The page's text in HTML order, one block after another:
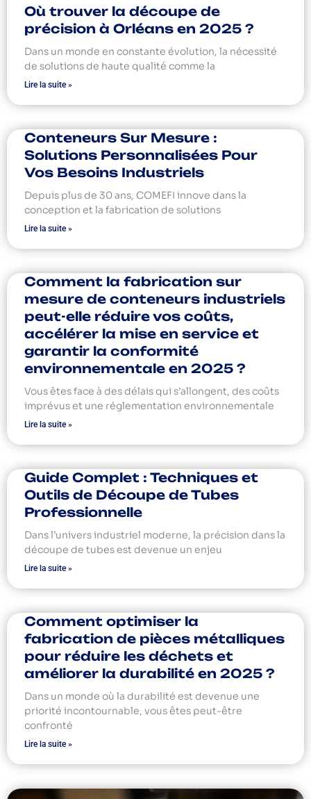
Où trouver la découpe de
précision à Orléans en 2025 ?
Dans un monde en constante évolution, la nécessité
de solutions de haute qualité comme la
Lire la suite »
Conteneurs Sur Mesure :
Solutions Personnalisées Pour
Vos Besoins Industriels
Depuis plus de 30 ans, COMEFI innove dans la
conception et la fabrication de solutions
Lire la suite »
Comment la fabrication sur
mesure de conteneurs industriels
peut-elle réduire vos coûts,
accélérer la mise en service et
garantir la conformité
environnementale en 2025 ?
Vous êtes face à des délais qui s’allongent, des coûts
imprévus et une réglementation environnementale
Lire la suite »
Guide Complet : Techniques et
Outils de Découpe de Tubes
Professionnelle
Dans l’univers industriel moderne, la précision dans la
découpe de tubes est devenue un enjeu
Lire la suite »
Comment optimiser la
fabrication de pièces métalliques
pour réduire les déchets et
améliorer la durabilité en 2025 ?
Dans un monde où la durabilité est devenue une
priorité incontournable, vous êtes peut-être
confronté
Lire la suite »